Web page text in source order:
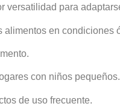
versatilidad para
en condiciones
con niños pequeños.
de uso frecuente.